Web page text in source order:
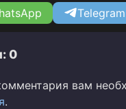
Telegram
0
вам
.